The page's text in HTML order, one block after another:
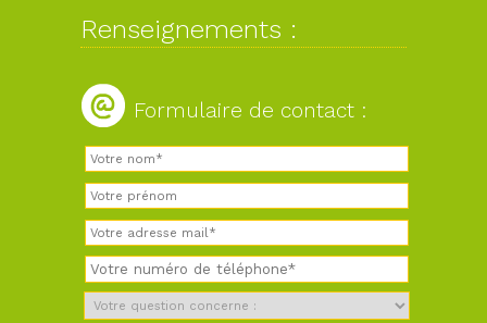
Renseignements :
Formulaire de contact :